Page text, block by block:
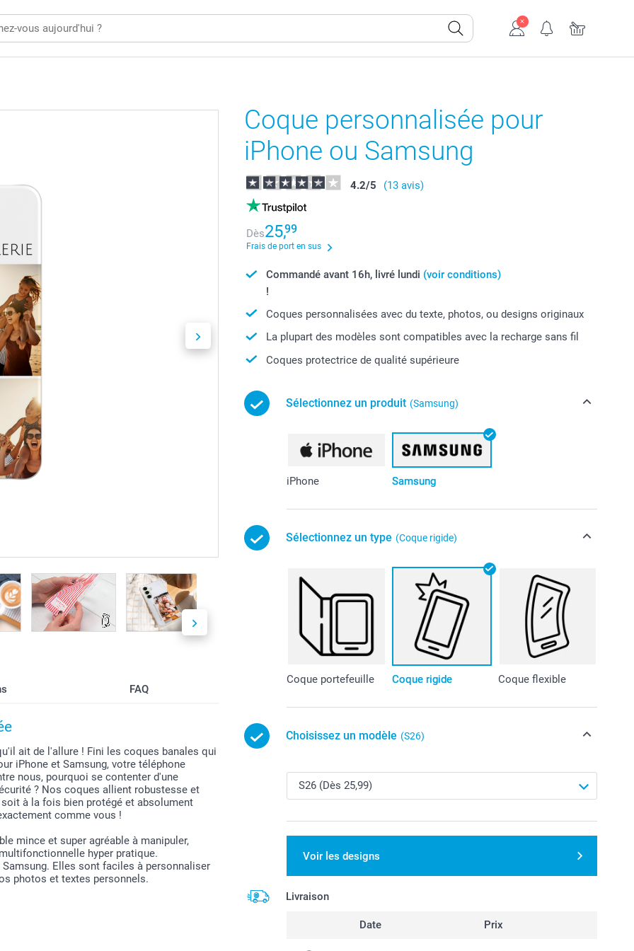
FAQ
ait de l'allure ! Fini les coques banales qui
iPhone et Samsung, votre téléphone
nous, pourquoi se contenter d'une
? Nos coques allient robustesse et
à la fois bien protégé et absolument
comme vous !
mince et super agréable à manipuler,
hyper pratique.
Elles sont faciles à personnaliser
photos et textes personnels.
Coque personnalisée pour
iPhone ou Samsung
4.2/5 (13 avis)
Dès25,99
Frais de port en sus
Commandé avant 16h, livré lundi (voir conditions)
!
Coques personnalisées avec du texte, photos, ou designs originaux
La plupart des modèles sont compatibles avec la recharge sans fil
Coques protectrice de qualité supérieure
Sélectionnez un produit (Samsung)
iPhone Samsung
Sélectionnez un type (Coque rigide)
Coque portefeuille Coque rigide Coque flexible
Choisissez un modèle (S26)
Voir les designs
Livraison
Date Prix